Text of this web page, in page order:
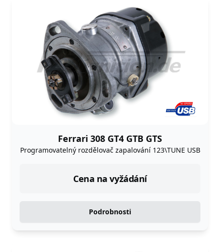
Ferrari 308 GT4 GTB GTS
Programovatelný rozdělovač zapalování 123\TUNE USB
Cena na vyžádání
Podrobnosti